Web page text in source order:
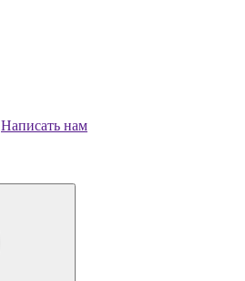
Написать нам